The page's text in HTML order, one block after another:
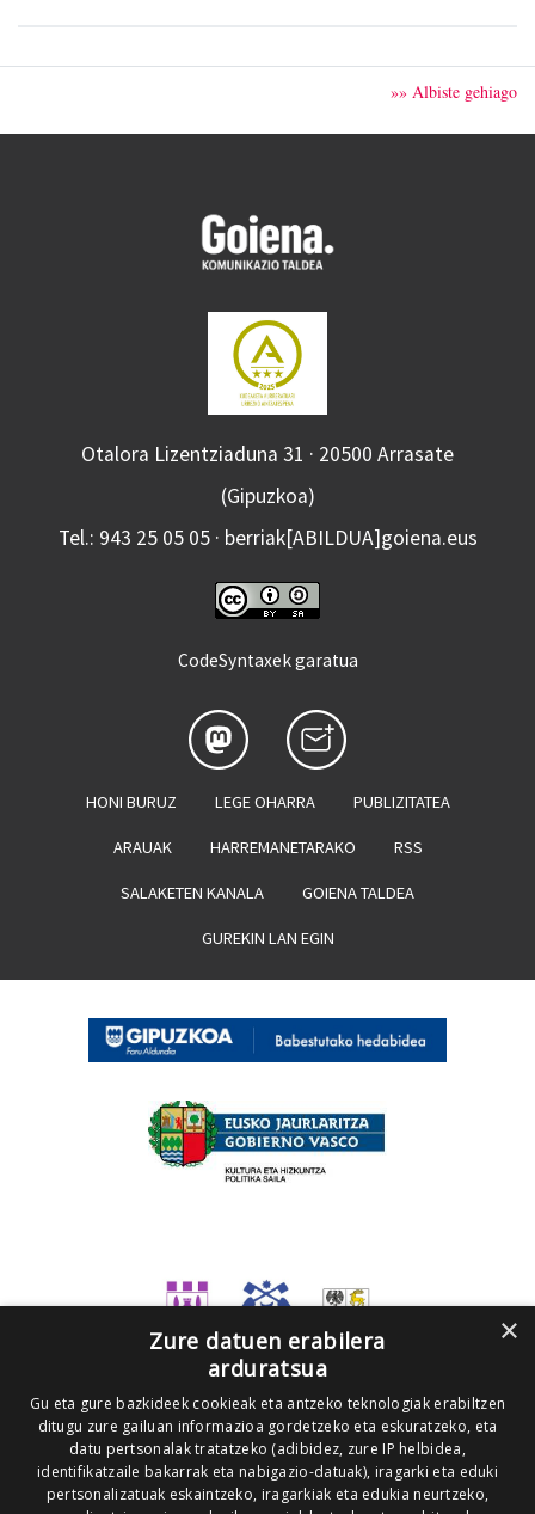
»» Albiste gehiago
Otalora Lizentziaduna 31 · 20500 Arrasate
(Gipuzkoa)
Tel.: 943 25 05 05 · berriak[ABILDUA]goiena.eus
CodeSyntaxek garatua
HONI BURUZ LEGE OHARRA PUBLIZITATEA
ARAUAK HARREMANETARAKO RSS
SALAKETEN KANALA GOIENA TALDEA
GUREKIN LAN EGIN
×
Zure datuen erabilera
arduratsua
Gu eta gure bazkideek cookieak eta antzeko teknologiak erabiltzen
ditugu zure gailuan informazioa gordetzeko eta eskuratzeko, eta
datu pertsonalak tratatzeko (adibidez, zure IP helbidea,
identifikatzaile bakarrak eta nabigazio-datuak), iragarki eta eduki
pertsonalizatuak eskaintzeko, iragarkiak eta edukia neurtzeko,